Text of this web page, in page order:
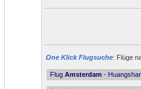
One Klick Flugsuche: Flüge
Flug Amsterdam -